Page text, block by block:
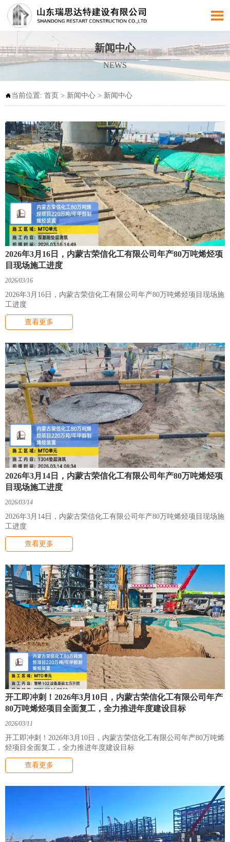

新闻中心
NEWS
当前位置: 首页 > 新闻中心 > 新闻中心
2026年3月16日，内蒙古荣信化工有限公司年产80万吨烯烃项
目现场施工进度
2026/03/16
2026年3月16日，内蒙古荣信化工有限公司年产80万吨烯烃项目现场施
工进度
查看更多
2026年3月14日，内蒙古荣信化工有限公司年产80万吨烯烃项
目现场施工进度
2026/03/14
2026年3月14日，内蒙古荣信化工有限公司年产80万吨烯烃项目现场施
工进度
查看更多
开工即冲刺！2026年3月10日，内蒙古荣信化工有限公司年产
80万吨烯烃项目全面复工，全力推进年度建设目标
2026/03/11
开工即冲刺！2026年3月10日，内蒙古荣信化工有限公司年产80万吨烯
烃项目全面复工，全力推进年度建设目标
查看更多